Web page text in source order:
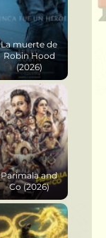
La muerte de
Robin Hood
(2026)
Parimala and
Co (2026)